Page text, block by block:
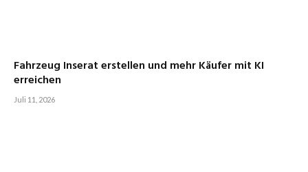
Fahrzeug Inserat erstellen und mehr Käufer mit KI
erreichen
Juli 11, 2026